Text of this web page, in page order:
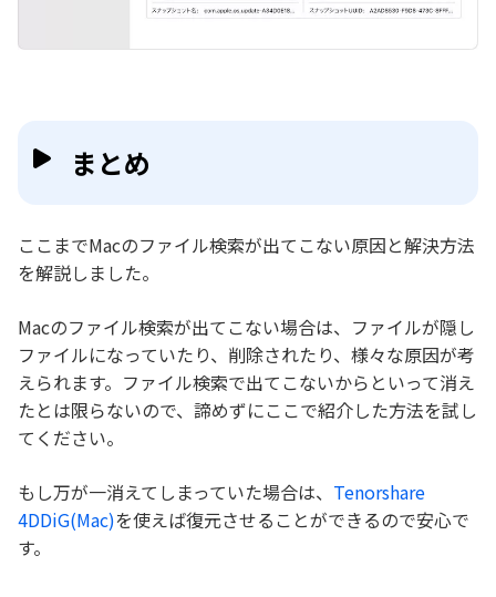
まとめ
ここまでMacのファイル検索が出てこない原因と解決方法
を解説しました。
Macのファイル検索が出てこない場合は、ファイルが隠し
ファイルになっていたり、削除されたり、様々な原因が考
えられます。ファイル検索で出てこないからといって消え
たとは限らないので、諦めずにここで紹介した方法を試し
てください。
もし万が一消えてしまっていた場合は、 Tenorshare
4DDiG(Mac)を使えば復元させることができるので安心で
す。